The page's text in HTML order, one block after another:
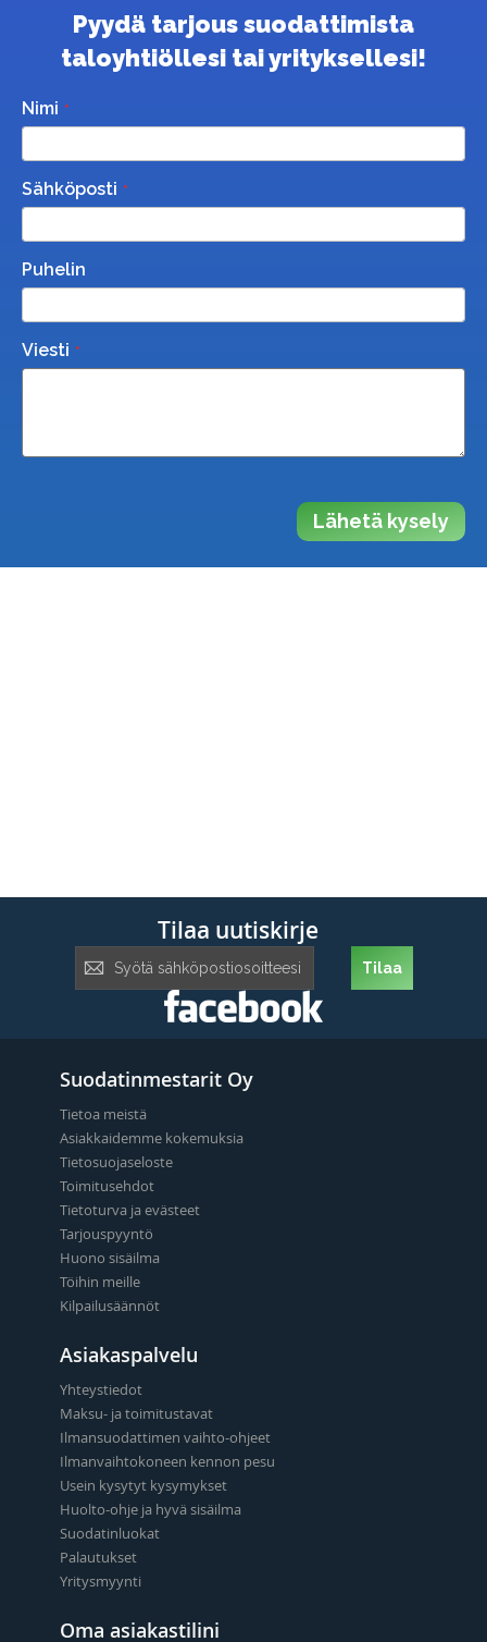
Pyydä tarjous suodattimista
taloyhtiöllesi tai yrityksellesi!
Nimi
Sähköposti
Puhelin
Viesti
Lähetä kysely
Tilaa uutiskirje
uutiskirje:
Tilaa
Suodatinmestarit Oy
Tietoa meistä
Asiakkaidemme kokemuksia
Tietosuojaseloste
Toimitusehdot
Tietoturva ja evästeet
Tarjouspyyntö
Huono sisäilma
Töihin meille
Kilpailusäännöt
Asiakaspalvelu
Yhteystiedot
Maksu- ja toimitustavat
Ilmansuodattimen vaihto-ohjeet
Ilmanvaihtokoneen kennon pesu
Usein kysytyt kysymykset
Huolto-ohje ja hyvä sisäilma
Suodatinluokat
Palautukset
Yritysmyynti
Oma asiakastilini